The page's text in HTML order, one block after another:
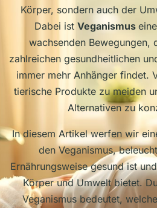
Körper, sondern auch der
Dabei ist Veganismus
wachsenden Bewegungen,
zahlreichen gesundheitlichen
immer mehr Anhänger findet.
tierische Produkte zu meiden
Alternativen zu
In diesem Artikel werfen wir
den Veganismus,
Ernährungsweise gesund ist
Körper und Umwelt bietet.
Veganismus bedeutet,